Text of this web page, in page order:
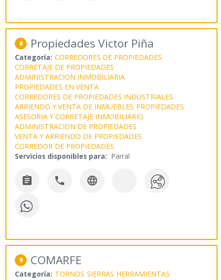
8 Propiedades Victor Piña
Categoría: CORREDORES DE PROPIEDADES
CORRETAJE DE PROPIEDADES
ADMINISTRACION INMOBILIARIA
PROPIEDADES EN VENTA
CORREDORES DE PROPIEDADES INDUSTRIALES
ARRIENDO Y VENTA DE INMUEBLES PROPIEDADES
ASESORIA Y CORRETAJE INMOBILIARIO
ADMINISTRACION DE PROPIEDADES
VENTA Y ARRIENDO DE PROPIEDADES
CORREDOR DE PROPIEDADES
Servicios disponibles para: Parral
  
9 COMARFE
Categoría: TORNOS SIERRAS HERRAMIENTAS